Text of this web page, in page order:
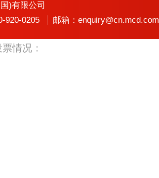
)有限公司
920-0205
邮箱：enquiry@cn.mcd.com
情况：